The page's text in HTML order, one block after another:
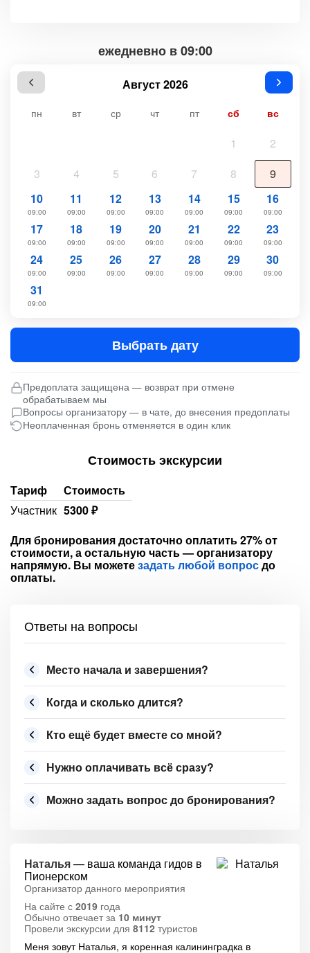
ежедневно в 09:00
Август 2026
пн вт ср чт пт сб вс
1
2
3
4 5 6 7 8
9
10
09:00
11
09:00
12
09:00
13
09:00
14
09:00
15
09:00
16
09:00
17
09:00
18
09:00
19
09:00
20
09:00
21
09:00
22
09:00
23
09:00
24
09:00
25
09:00
26
09:00
27
09:00
28
09:00
29
09:00
30
09:00
31
09:00
Выбрать дату
Предоплата защищена — возврат при отмене
обрабатываем мы
Вопросы организатору — в чате, до внесения предоплаты
Неоплаченная бронь отменяется в один клик
Стоимость экскурсии
Тариф
Стоимость
Участник 5300 ₽
Для бронирования достаточно оплатить 27% от
стоимости, а остальную часть — организатору
напрямую. Вы можетезадать любой вопросдо
оплаты.
Ответы на вопросы
Место начала и завершения?
Когда и сколько длится?
Кто ещё будет вместе со мной?
Нужно оплачивать всё сразу?
Можно задать вопрос до бронирования?
Наталья— ваша команда гидов в
Пионерском
Организатор данного мероприятия
На сайте с 2019 года
Обычно отвечает за 10 минут
Провели экскурсии для 8112 туристов
Меня зовут Наталья, я коренная калининградка в